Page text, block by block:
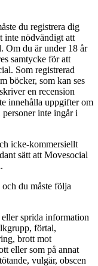
du registrera dig
inte nödvändigt att
Om du är under 18 år
samtycke för att
Som registrerad
böcker, som kan ses
en recension
innehålla uppgifter om
personer inte ingår i
icke-kommersiellt
sätt att Movesocial
du måste följa
sprida information
förtal,
brott mot
eller som på annat
vulgär, obscen